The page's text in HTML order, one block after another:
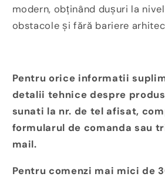
modern, obținând dușuri la
obstacole și fără bariere
Pentru orice informatii
detalii tehnice despre
sunati la nr. de tel afisat,
formularul de comanda sau
mail.
Pentru comenzi mai mici de